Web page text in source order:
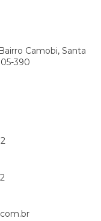
Camobi, Santa
390